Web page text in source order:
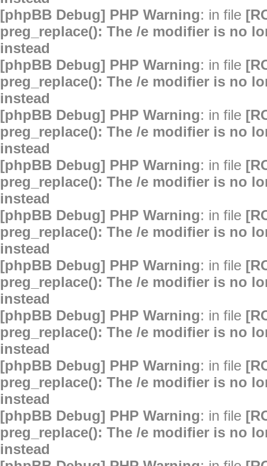
[phpBB Debug] PHP Warning: in file
preg_replace(): The /e modifier is no
instead
[phpBB Debug] PHP Warning: in file
preg_replace(): The /e modifier is no
instead
[phpBB Debug] PHP Warning: in file
preg_replace(): The /e modifier is no
instead
[phpBB Debug] PHP Warning: in file
preg_replace(): The /e modifier is no
instead
[phpBB Debug] PHP Warning: in file
preg_replace(): The /e modifier is no
instead
[phpBB Debug] PHP Warning: in file
preg_replace(): The /e modifier is no
instead
[phpBB Debug] PHP Warning: in file
preg_replace(): The /e modifier is no
instead
[phpBB Debug] PHP Warning: in file
preg_replace(): The /e modifier is no
instead
[phpBB Debug] PHP Warning: in file
preg_replace(): The /e modifier is no
instead